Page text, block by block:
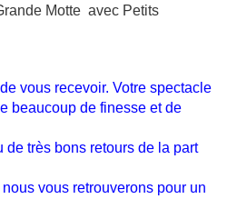
Motte avec Petits
vous recevoir. Votre spectacle
beaucoup de finesse et de
de très bons retours de la part
vous retrouverons pour un